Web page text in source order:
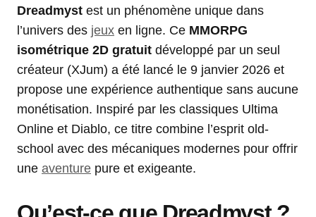
Dreadmyst est un phénomène unique dans
l’univers des jeux en ligne. Ce MMORPG
isométrique 2D gratuit développé par un seul
créateur (XJum) a été lancé le 9 janvier 2026 et
propose une expérience authentique sans aucune
monétisation. Inspiré par les classiques Ultima
Online et Diablo, ce titre combine l’esprit old-
school avec des mécaniques modernes pour offrir
une aventure pure et exigeante.